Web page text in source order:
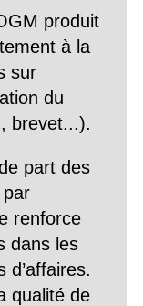
produit
à la
sur
du
brevet...).
part des
renforce
dans les
d’affaires.
qualité de